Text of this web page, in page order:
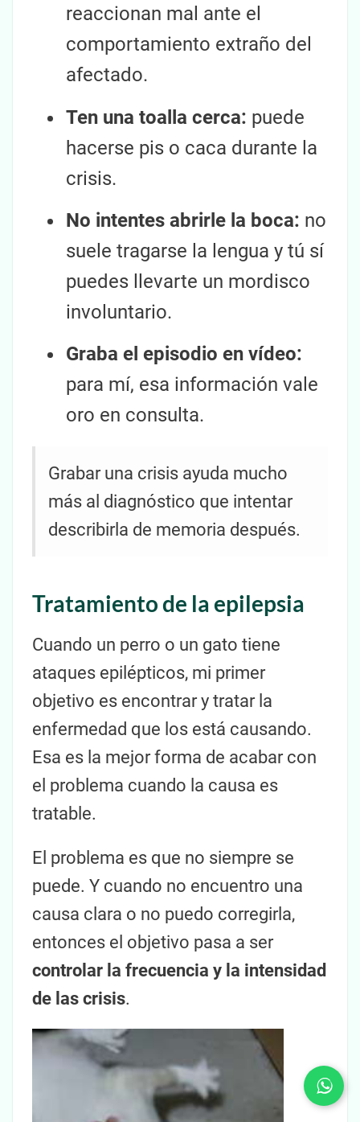
reaccionan mal ante el
comportamiento extraño del
afectado.
Ten una toalla cerca: puede
hacerse pis o caca durante la
crisis.
No intentes abrirle la boca: no
suele tragarse la lengua y tú sí
puedes llevarte un mordisco
involuntario.
Graba el episodio en vídeo:
para mí, esa información vale
oro en consulta.
Grabar una crisis ayuda mucho
más al diagnóstico que intentar
describirla de memoria después.
Tratamiento de la epilepsia
Cuando un perro o un gato tiene
ataques epilépticos, mi primer
objetivo es encontrar y tratar la
enfermedad que los está causando.
Esa es la mejor forma de acabar con
el problema cuando la causa es
tratable.
El problema es que no siempre se
puede. Y cuando no encuentro una
causa clara o no puedo corregirla,
entonces el objetivo pasa a ser
controlar la frecuencia y la intensidad
de las crisis.